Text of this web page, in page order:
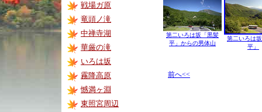
戦場ガ原
竜頭ノ滝
中禅寺湖
華厳の滝
いろは坂
霧降高原
憾満ヶ淵
東照宮周辺
第二いろは坂「黒髪
平」からの男体山
第二いろは
平」
前へ<<